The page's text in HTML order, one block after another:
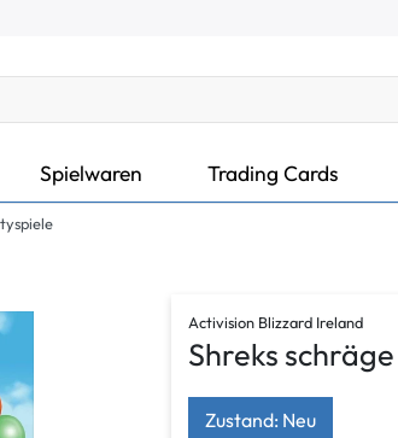
Spielwaren Trading Cards
Activision Blizzard Ireland
Shreks
Zustand: Neu